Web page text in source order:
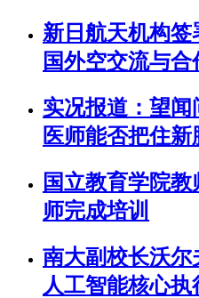
新日航天机构签
国外空交流与合
实况报道：望闻
医师能否把住新
国立教育学院
师完成培训
南大副校长沃尔
人工智能核心执